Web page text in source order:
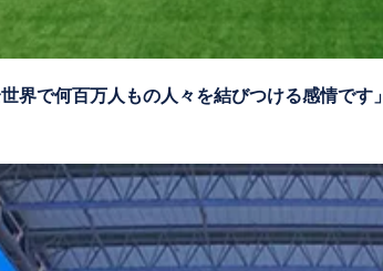
界で何百万人もの人々を結びつける感情です」